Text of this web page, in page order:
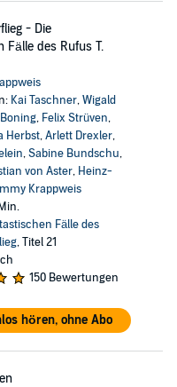
- Die
Fälle des Rufus T.
Kai Taschner,Wigald
, Felix Strüven,
Herbst,Arlett Drexler,
,Sabine Bundschu,
von Aster, Heinz-
Krappweis
Fälle des
, Titel 21
150 Bewertungen
hören, ohne Abo